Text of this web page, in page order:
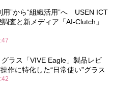
用”から“組織活用”へ USEN ICT
査と新メディア「AI-Clutch」
ラス「VIVE Eagle」製品レビ
作に特化した“日常使い”グラス